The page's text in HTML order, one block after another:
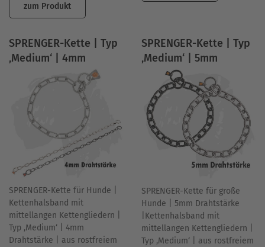
zum Produkt
SPRENGER-Kette | Typ
‚Medium‘ | 4mm
SPRENGER-Kette für Hunde |
Kettenhalsband mit
mittellangen Kettengliedern |
Typ ‚Medium‘ | 4mm
Drahtstärke | aus rostfreiem
SPRENGER-Kette | Typ
‚Medium‘ | 5mm
SPRENGER-Kette für große
Hunde | 5mm Drahtstärke
|Kettenhalsband mit
mittellangen Kettengliedern |
Typ ‚Medium‘ | aus rostfreiem